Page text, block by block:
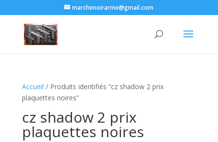
marchenoirarme@gmail.com
Accueil / Produits identifiés “cz shadow 2 prix
plaquettes noires​”
cz shadow 2 prix
plaquettes noires​